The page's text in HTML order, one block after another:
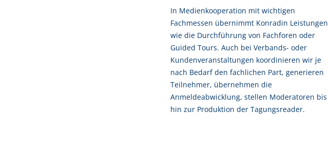
In Medienkooperation mit wichtigen
Fachmessen übernimmt Konradin Leistungen
wie die Durchführung von Fachforen oder
Guided Tours. Auch bei Verbands- oder
Kundenveranstaltungen koordinieren wir je
nach Bedarf den fachlichen Part, generieren
Teilnehmer, übernehmen die
Anmeldeabwicklung, stellen Moderatoren bis
hin zur Produktion der Tagungsreader.